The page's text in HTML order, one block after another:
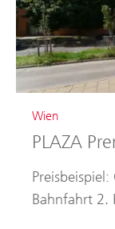
Wien
PLAZA
Bahnfahrt 2.